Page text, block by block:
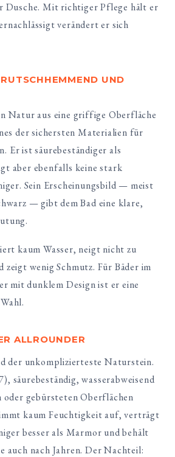
Dusche. Mit richtiger Pflege hält er
verändert er sich
UND
Natur aus eine griffige Oberfläche
der sichersten Materialien für
Er ist säurebeständiger als
aber ebenfalls keine stark
Sein Erscheinungsbild — meist
— gibt dem Bad eine klare,
kaum Wasser, neigt nicht zu
wenig Schmutz. Für Bäder im
mit dunklem Design ist er eine
ALLROUNDER
der unkomplizierteste Naturstein.
säurebeständig, wasserabweisend
gebürsteten Oberflächen
kaum Feuchtigkeit auf, verträgt
besser als Marmor und behält
auch nach Jahren. Der Nachteil: